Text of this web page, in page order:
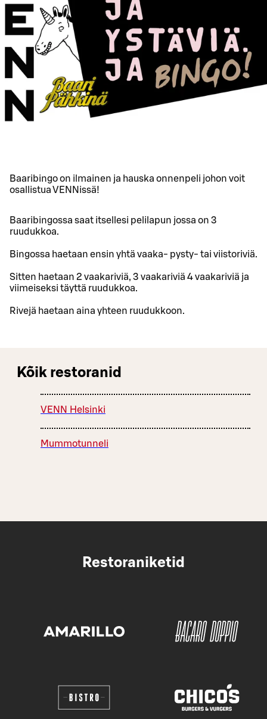
Baaribingo on ilmainen ja hauska onnenpeli johon voit
osallistua VENNissä!
Baaribingossa saat itsellesi pelilapun jossa on 3
ruudukkoa.
Bingossa haetaan ensin yhtä vaaka- pysty- tai viistoriviä.
Sitten haetaan 2 vaakariviä, 3 vaakariviä 4 vaakariviä ja
viimeiseksi täyttä ruudukkoa.
Rivejä haetaan aina yhteen ruudukkoon.
Kõik restoranid
VENN Helsinki
Mummotunneli
Restoraniketid